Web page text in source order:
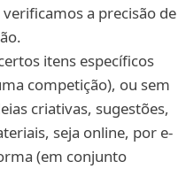
a precisão de
itens específicos
competição), ou sem
criativas, sugestões,
seja online, por e-
(em conjunto